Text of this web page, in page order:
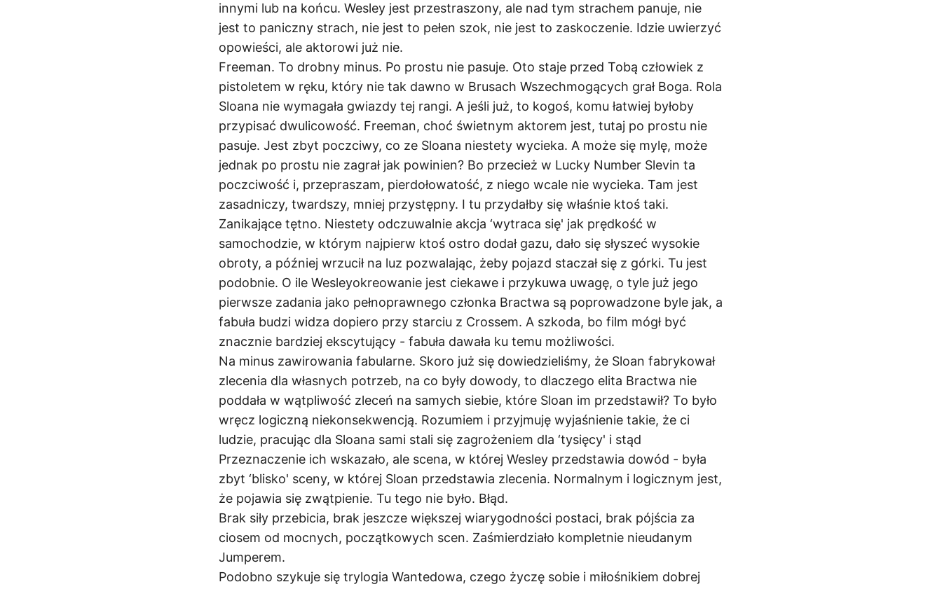
innymi lub na końcu. Wesley jest przestraszony, ale nad tym strachem panuje, nie
jest to paniczny strach, nie jest to pełen szok, nie jest to zaskoczenie. Idzie uwierzyć
opowieści, ale aktorowi już nie.
Freeman. To drobny minus. Po prostu nie pasuje. Oto staje przed Tobą człowiek z
pistoletem w ręku, który nie tak dawno w Brusach Wszechmogących grał Boga. Rola
Sloana nie wymagała gwiazdy tej rangi. A jeśli już, to kogoś, komu łatwiej byłoby
przypisać dwulicowość. Freeman, choć świetnym aktorem jest, tutaj po prostu nie
pasuje. Jest zbyt poczciwy, co ze Sloana niestety wycieka. A może się mylę, może
jednak po prostu nie zagrał jak powinien? Bo przecież w Lucky Number Slevin ta
poczciwość i, przepraszam, pierdołowatość, z niego wcale nie wycieka. Tam jest
zasadniczy, twardszy, mniej przystępny. I tu przydałby się właśnie ktoś taki.
Zanikające tętno. Niestety odczuwalnie akcja ‘wytraca się' jak prędkość w
samochodzie, w którym najpierw ktoś ostro dodał gazu, dało się słyszeć wysokie
obroty, a później wrzucił na luz pozwalając, żeby pojazd staczał się z górki. Tu jest
podobnie. O ile Wesleyokreowanie jest ciekawe i przykuwa uwagę, o tyle już jego
pierwsze zadania jako pełnoprawnego członka Bractwa są poprowadzone byle jak, a
fabuła budzi widza dopiero przy starciu z Crossem. A szkoda, bo film mógł być
znacznie bardziej ekscytujący - fabuła dawała ku temu możliwości.
Na minus zawirowania fabularne. Skoro już się dowiedzieliśmy, że Sloan fabrykował
zlecenia dla własnych potrzeb, na co były dowody, to dlaczego elita Bractwa nie
poddała w wątpliwość zleceń na samych siebie, które Sloan im przedstawił? To było
wręcz logiczną niekonsekwencją. Rozumiem i przyjmuję wyjaśnienie takie, że ci
ludzie, pracując dla Sloana sami stali się zagrożeniem dla ‘tysięcy' i stąd
Przeznaczenie ich wskazało, ale scena, w której Wesley przedstawia dowód - była
zbyt ‘blisko' sceny, w której Sloan przedstawia zlecenia. Normalnym i logicznym jest,
że pojawia się zwątpienie. Tu tego nie było. Błąd.
Brak siły przebicia, brak jeszcze większej wiarygodności postaci, brak pójścia za
ciosem od mocnych, początkowych scen. Zaśmierdziało kompletnie nieudanym
Jumperem.
Podobno szykuje się trylogia Wantedowa, czego życzę sobie i miłośnikiem dobrej